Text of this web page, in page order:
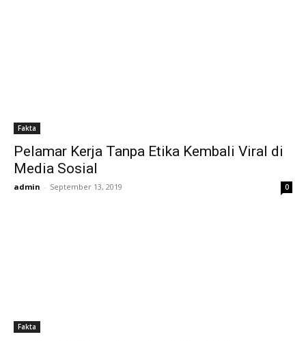
Fakta
Pelamar Kerja Tanpa Etika Kembali Viral di
Media Sosial
admin - September 13, 2019 0
Fakta